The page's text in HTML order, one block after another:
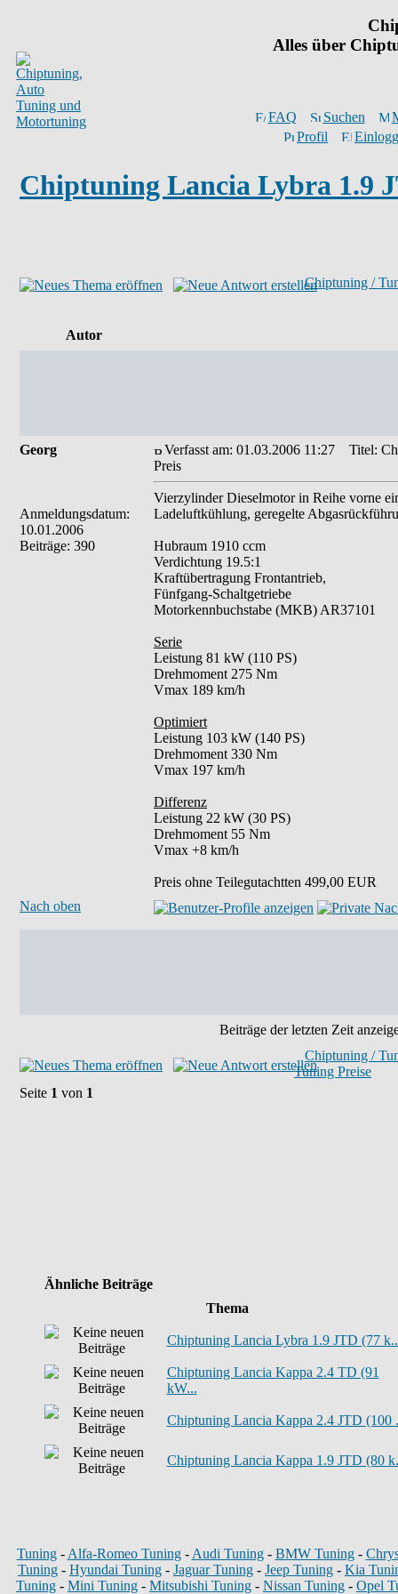
Alles über
FAQ Suchen
Profil
Chiptuning Lancia Lybra 1.9
Chiptuning /
Autor
Georg
Anmeldungsdatum:
10.01.2006
Beiträge: 390
Verfasst am: 01.03.2006 11:27
Titel:
Preis
Vierzylinder Dieselmotor in Reihe vorne
Ladeluftkühlung, geregelte
Hubraum 1910 ccm
Verdichtung 19.5:1
Kraftübertragung Frontantrieb,
Fünfgang-Schaltgetriebe
Motorkennbuchstabe (MKB) AR37101
Serie
Leistung 81 kW (110 PS)
Drehmoment 275 Nm
Vmax 189 km/h
Optimiert
Leistung 103 kW (140 PS)
Drehmoment 330 Nm
Vmax 197 km/h
Differenz
Leistung 22 kW (30 PS)
Drehmoment 55 Nm
Vmax +8 km/h
Preis ohne Teilegutachtten 499,00 EUR
Nach oben
Beiträge der letzten Zeit
Chiptuning /
Tuning Preise
Seite 1 von 1
Ähnliche Beiträge
Thema
Chiptuning Lancia Lybra 1.9 JTD (77
Chiptuning Lancia Kappa 2.4 TD (91
kW...
Chiptuning Lancia Kappa 2.4 JTD (100
Chiptuning Lancia Kappa 1.9 JTD (80
Tuning- Alfa-Romeo Tuning- Audi Tuning- BMW Tuning-
Tuning - Hyundai Tuning - Jaguar Tuning - Jeep Tuning - Kia
Tuning - Mini Tuning - Mitsubishi Tuning - Nissan Tuning - Opel